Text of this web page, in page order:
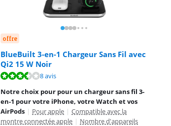
offre
BlueBuilt 3-en-1 Chargeur Sans Fil avec
Qi2 15 W Noir
8 avis
Notre choix pour pour un chargeur sans fil 3-
en-1 pour votre iPhone, votre Watch et vos
AirPods | Pour apple | Compatible avec la
montre connectée apple | Nombre d'appareils